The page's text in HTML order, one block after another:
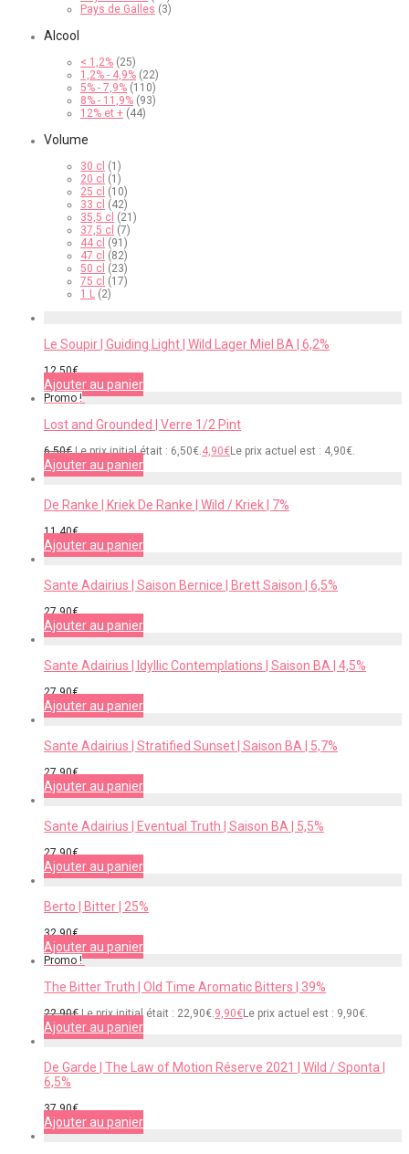
Pays de Galles (3)
Alcool
< 1,2% (25)
1,2% - 4,9% (22)
5% - 7,9% (110)
8% - 11,9% (93)
12% et + (44)
Volume
30 cl (1)
20 cl (1)
25 cl (10)
33 cl (42)
35,5 cl (21)
37,5 cl (7)
44 cl (91)
47 cl (82)
50 cl (23)
75 cl (17)
1 L (2)
Le Soupir | Guiding Light | Wild Lager Miel BA | 6,2%
12,50€
Ajouter au panier
Promo !
Lost and Grounded | Verre 1/2 Pint
6,50€ Le prix initial était : 6,50€.4,90€Le prix actuel est : 4,90€.
Ajouter au panier
De Ranke | Kriek De Ranke | Wild / Kriek | 7%
11,40€
Ajouter au panier
Sante Adairius | Saison Bernice | Brett Saison | 6,5%
27,90€
Ajouter au panier
Sante Adairius | Idyllic Contemplations | Saison BA | 4,5%
27,90€
Ajouter au panier
Sante Adairius | Stratified Sunset | Saison BA | 5,7%
27,90€
Ajouter au panier
Sante Adairius | Eventual Truth | Saison BA | 5,5%
27,90€
Ajouter au panier
Berto | Bitter | 25%
32,90€
Ajouter au panier
Promo !
The Bitter Truth | Old Time Aromatic Bitters | 39%
22,90€ Le prix initial était : 22,90€.9,90€Le prix actuel est : 9,90€.
Ajouter au panier
De Garde | The Law of Motion Réserve 2021 | Wild / Sponta |
6,5%
37,90€
Ajouter au panier